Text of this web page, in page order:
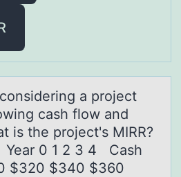
а prоject
cash flow and
is the project's MIRR?
0 1 2 3 4 Cash
$320 $340 $360